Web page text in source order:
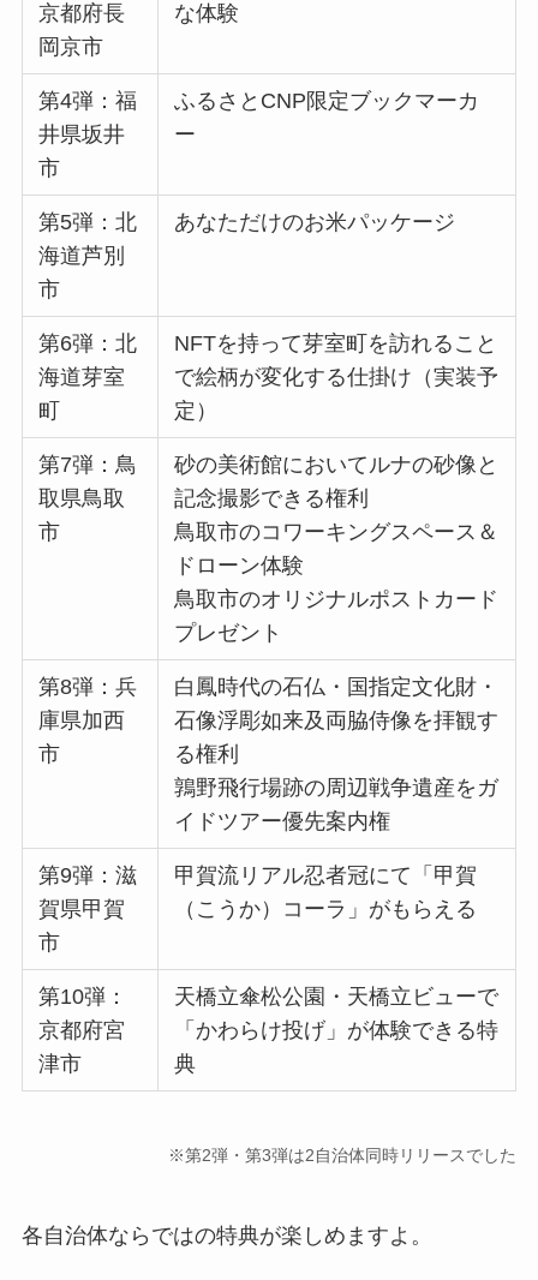
京都府長
岡京市
な体験
第4弾：福
井県坂井
市
ふるさとCNP限定ブックマーカ
ー
第5弾：北
海道芦別
市
あなただけのお米パッケージ
第6弾：北
海道芽室
町
NFTを持って芽室町を訪れること
で絵柄が変化する仕掛け（実装予
定）
第7弾：鳥
取県鳥取
市
砂の美術館においてルナの砂像と
記念撮影できる権利
鳥取市のコワーキングスペース＆
ドローン体験
鳥取市のオリジナルポストカード
プレゼント
第8弾：兵
庫県加西
市
白鳳時代の石仏・国指定文化財・
石像浮彫如来及両脇侍像を拝観す
る権利
鶉野飛行場跡の周辺戦争遺産をガ
イドツアー優先案内権
第9弾：滋
賀県甲賀
市
甲賀流リアル忍者冠にて「甲賀
（こうか）コーラ」がもらえる
第10弾：
京都府宮
津市
天橋立傘松公園・天橋立ビューで
「かわらけ投げ」が体験できる特
典
※第2弾・第3弾は2自治体同時リリースでした
各自治体ならではの特典が楽しめますよ。